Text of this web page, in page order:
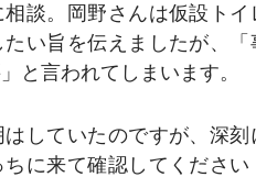
談。岡野さんは仮設ト
い旨を伝えましたが、
と言われてしまいます。
はしていたのですが、深
に来て確認してくださ